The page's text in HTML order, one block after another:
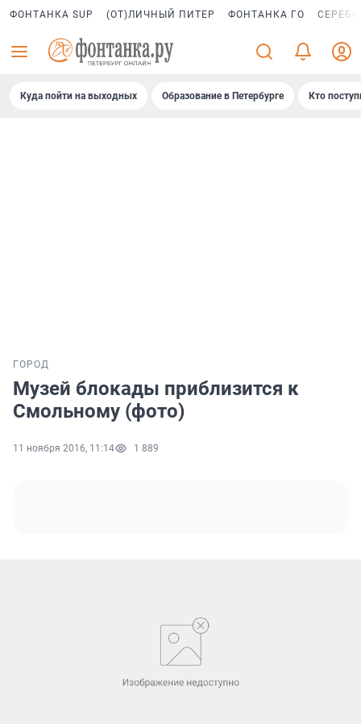
ФОНТАНКА SUP (ОТ)ЛИЧНЫЙ ПИТЕР ФОНТАНКА ГО
Куда пойти на выходных Образование в Петербурге Кто
ГОРОД
Музей блокады приблизится к
Смольному (фото)
11 ноября 2016, 11:14 1 889